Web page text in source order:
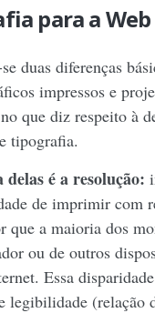
para a Web
duas diferenças
impressos e
que diz respeito à
tipografia.
é a resolução:
de imprimir com
que a maioria dos
ou de outros
Essa
legibilidade (relação